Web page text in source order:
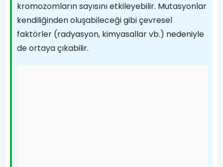
kromozomların sayısını etkileyebilir. Mutasyonlar
kendiliğinden oluşabileceği gibi çevresel
faktörler (radyasyon, kimyasallar vb.) nedeniyle
de ortaya çıkabilir.